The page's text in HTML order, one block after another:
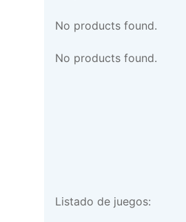
No products found.
No products found.
Listado de juegos: